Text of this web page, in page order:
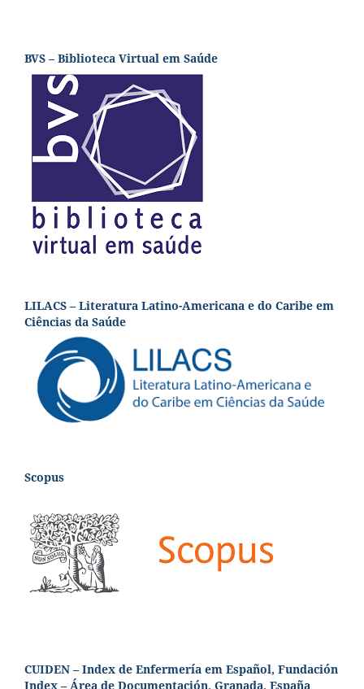
BVS – Biblioteca Virtual em Saúde
LILACS – Literatura Latino-Americana e do Caribe em
Ciências da Saúde
Scopus
CUIDEN – Index de Enfermería em Español, Fundación
Index – Área de Documentación, Granada, España